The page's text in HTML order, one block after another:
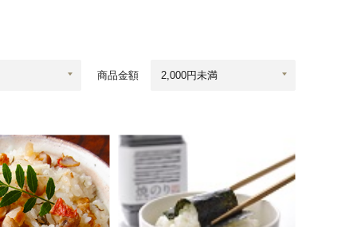
寄せ 健康/美容
商品金額